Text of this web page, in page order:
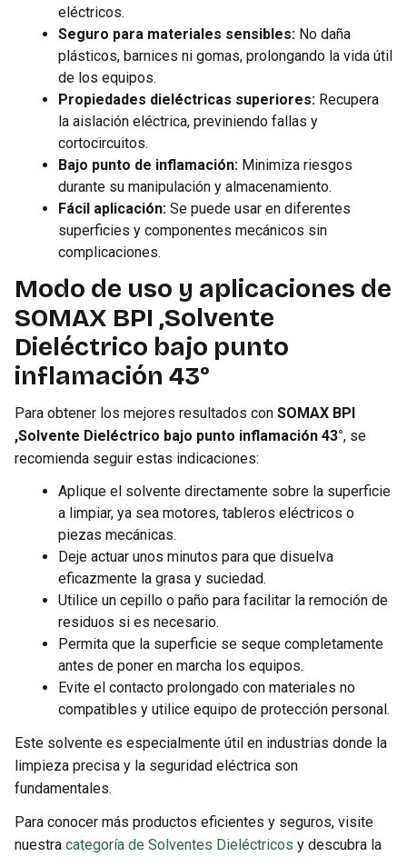
eléctricos.
Seguro para materiales sensibles: No daña
plásticos, barnices ni gomas, prolongando la vida útil
de los equipos.
Propiedades dieléctricas superiores: Recupera
la aislación eléctrica, previniendo fallas y
cortocircuitos.
Bajo punto de inflamación: Minimiza riesgos
durante su manipulación y almacenamiento.
Fácil aplicación: Se puede usar en diferentes
superficies y componentes mecánicos sin
complicaciones.
Modo de uso y aplicaciones de
SOMAX BPI ,Solvente
Dieléctrico bajo punto
inflamación 43°
Para obtener los mejores resultados con SOMAX BPI
,Solvente Dieléctrico bajo punto inflamación 43°, se
recomienda seguir estas indicaciones:
Aplique el solvente directamente sobre la superficie
a limpiar, ya sea motores, tableros eléctricos o
piezas mecánicas.
Deje actuar unos minutos para que disuelva
eficazmente la grasa y suciedad.
Utilice un cepillo o paño para facilitar la remoción de
residuos si es necesario.
Permita que la superficie se seque completamente
antes de poner en marcha los equipos.
Evite el contacto prolongado con materiales no
compatibles y utilice equipo de protección personal.
Este solvente es especialmente útil en industrias donde la
limpieza precisa y la seguridad eléctrica son
fundamentales.
Para conocer más productos eficientes y seguros, visite
nuestra categoría de Solventes Dieléctricos y descubra la